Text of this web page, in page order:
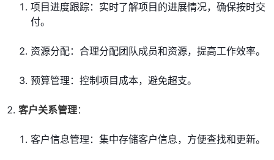
项目进度跟踪：实时了解项目的进展情况，确保按时交
付。
资源分配：合理分配团队成员和资源，提高工作效率。
预算管理：控制项目成本，避免超支。
客户关系管理：
客户信息管理：集中存储客户信息，方便查找和更新。